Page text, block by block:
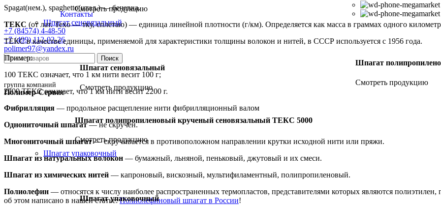
Контакты
+7 (84574) 4-48-50
+7 (499) 112-02-26
polimer97@yandex.ru
Поиск
группа компаний
Полимер-Сервис
Смотреть продукцию
Шпагат сеновязальный
Шпагат сеновязальный
Смотреть продукцию
Шпагат полипропиленовый крученый сеновязальный ТЕКС 5000
Смотреть продукцию
Шпагат
Смотреть продукцию
Шпагат упаковочный
Шпагат упаковочный
Spagat(нем.), spaghetto(итал.) — бечевка.
ТЕКС (от лат. Texo — тку, сплетаю) — единица линейной плотности (г/км). Определяется как масса в граммах одного
ТЕКС в качестве единицы, применяемой для характеристики толщины волокон и нитей, в СССР используется с 1956 года.
Пример:
100 ТЕКС означает, что 1 км нити весит 100 г;
2200 ТЕКС означает, что 1 км нити весит 2200 г.
Фибрилляция — продольное расщепление нити фибрилляционный валом
Однониточный шпагат— не скручен.
Многониточный шпагат— скручивается в противоположном направлении крутки исходной нити или пряжи.
Шпагат из натуральных волокон — бумажный, льняной, пеньковый, джутовый и их смеси.
Шпагат из химических нитей — капроновый, вискозный, мультифиламентный, полипропиленовый.
Полиолефин — относятся к числу наиболее распространенных термопластов, представителями которых являются
об этом написано в нашей статье:Полиолефиновый шпагат в России!